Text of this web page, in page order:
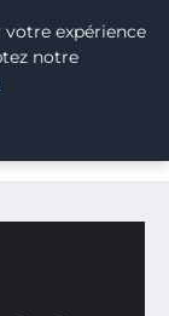
OPTIMISER
expérience
notre